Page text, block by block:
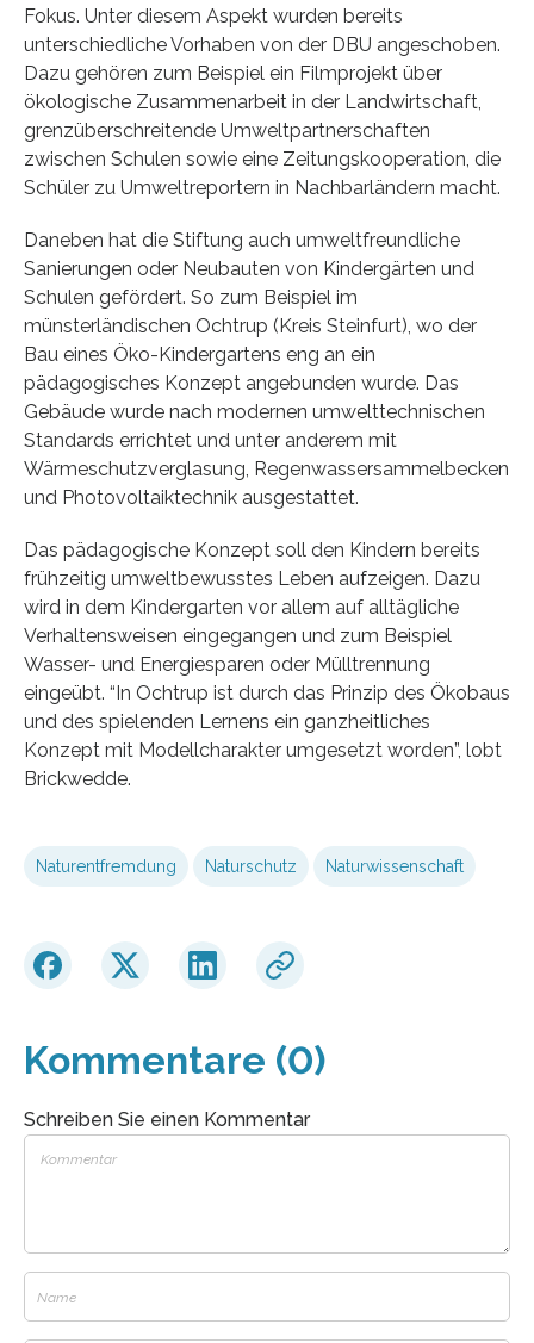
Fokus. Unter diesem Aspekt wurden bereits
unterschiedliche Vorhaben von der DBU angeschoben.
Dazu gehören zum Beispiel ein Filmprojekt über
ökologische Zusammenarbeit in der Landwirtschaft,
grenzüberschreitende Umweltpartnerschaften
zwischen Schulen sowie eine Zeitungskooperation, die
Schüler zu Umweltreportern in Nachbarländern macht.
Daneben hat die Stiftung auch umweltfreundliche
Sanierungen oder Neubauten von Kindergärten und
Schulen gefördert. So zum Beispiel im
münsterländischen Ochtrup (Kreis Steinfurt), wo der
Bau eines Öko-Kindergartens eng an ein
pädagogisches Konzept angebunden wurde. Das
Gebäude wurde nach modernen umwelttechnischen
Standards errichtet und unter anderem mit
Wärmeschutzverglasung, Regenwassersammelbecken
und Photovoltaiktechnik ausgestattet.
Das pädagogische Konzept soll den Kindern bereits
frühzeitig umweltbewusstes Leben aufzeigen. Dazu
wird in dem Kindergarten vor allem auf alltägliche
Verhaltensweisen eingegangen und zum Beispiel
Wasser- und Energiesparen oder Mülltrennung
eingeübt. “In Ochtrup ist durch das Prinzip des Ökobaus
und des spielenden Lernens ein ganzheitliches
Konzept mit Modellcharakter umgesetzt worden”, lobt
Brickwedde.
Naturentfremdung Naturschutz Naturwissenschaft
Kommentare (0)
Schreiben Sie einen Kommentar